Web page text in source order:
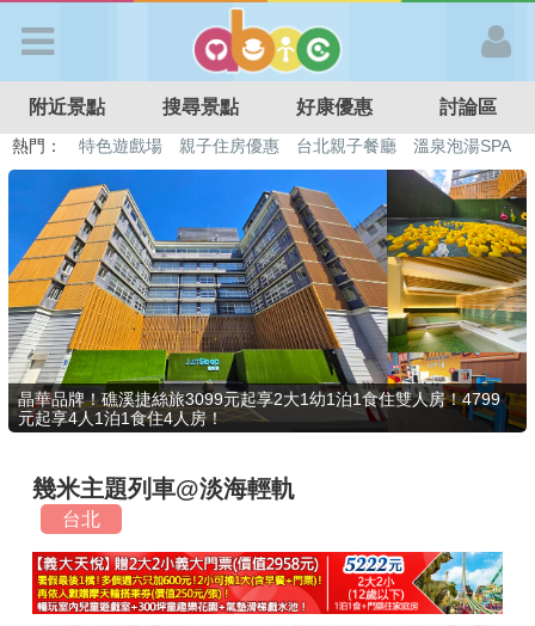
APP登入
首 頁
搜尋景點
好康優惠
最新消息
最新留言
商家合作
附近景點 搜尋景點 好康優惠 討論區
熱門： 特色遊戲場 親子住房優惠 台北親子餐廳
溫泉泡湯SPA
溜滑梯民宿
觀光工廠 DIY摘果 日本親子景點
晶華品牌！礁溪捷絲旅3099元起享2大1幼1泊1食住雙人房！4799
元起享4人1泊1食住4人房！
幾米主題列車@淡海輕軌
台北